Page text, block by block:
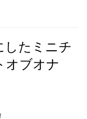
したミニチ
ブオナ